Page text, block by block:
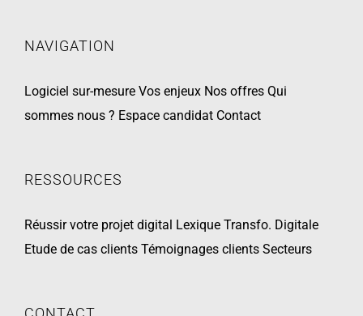
NAVIGATION
Logiciel sur-mesure Vos enjeux Nos offres Qui
sommes nous ? Espace candidat Contact
RESSOURCES
Réussir votre projet digital Lexique Transfo. Digitale
Etude de cas clients Témoignages clients Secteurs